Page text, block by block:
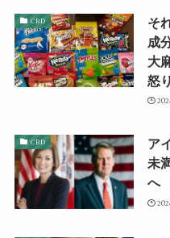
CBD
そ
成
大
怒
CBD
ア
未
へ